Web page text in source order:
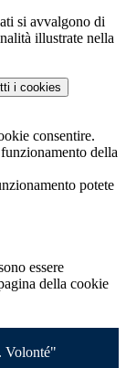
si avvalgono di
illustrate nella
i cookies
consentire.
della
potete
essere
della cookie
Volonté"